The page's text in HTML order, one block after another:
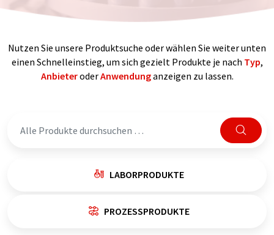
Nutzen Sie unsere Produktsuche oder wählen Sie weiter unten
einen Schnelleinstieg, um sich gezielt Produkte je nach Typ,
AnbieteroderAnwendunganzeigen zu lassen.
LABORPRODUKTE
PROZESSPRODUKTE